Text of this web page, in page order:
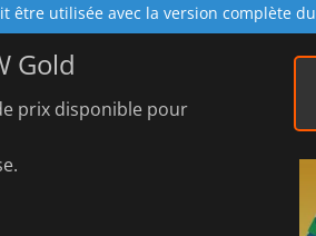
être utilisée avec la version complète
Gold
prix disponible pour